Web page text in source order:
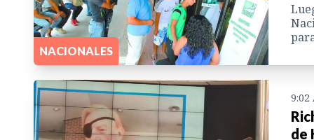
NACIONALES
9:02
de